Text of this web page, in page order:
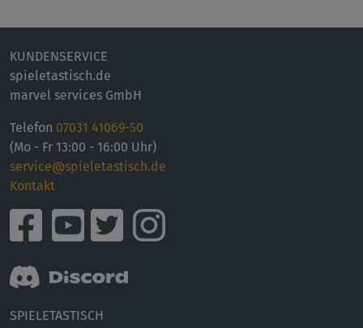
KUNDENSERVICE
spieletastisch.de
marvel services GmbH
Telefon 07031 41069-50
(Mo - Fr 13:00 - 16:00 Uhr)
service@spieletastisch.de
Kontakt
SPIELETASTISCH